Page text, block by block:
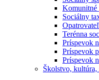
Komunitné
Sociálny
Terénna
Príspevok
Príspevok
Príspevok
Školstvo, kultúra,